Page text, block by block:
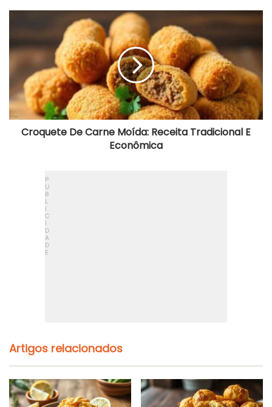
Croquete
Moída:
Receita
Tradicional
E
Econômica
Croquete De Carne Moída: Receita Tradicional E
Econômica
Artigos relacionados